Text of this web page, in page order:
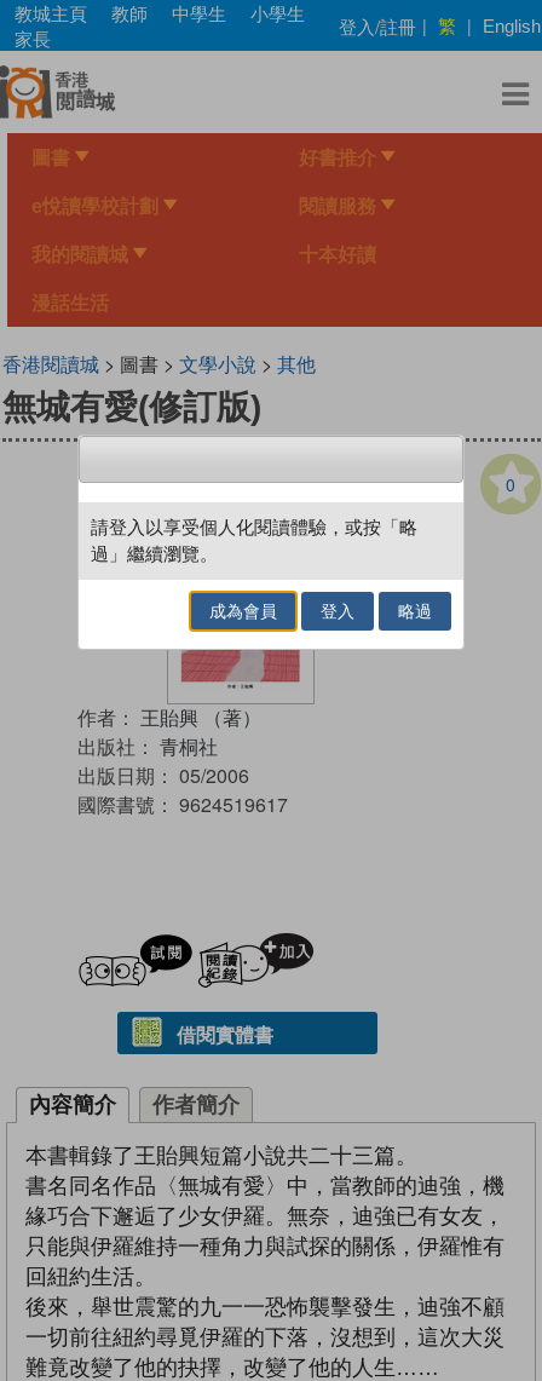
Skip
main
content
教城主頁 教師 中學生
小學生
家長
登入/註冊 | 繁 | English
圖書 好書推介
e悅讀學校計劃 閱讀服務
我的閱讀城 十本好讀
漫話生活
香港閱讀城> 圖書 > 文學小說 > 其他
無城有愛(修訂版)
0
作者： 王貽興 （著）
出版社： 青桐社
出版日期： 05/2006
國際書號： 9624519617
試閲
借閱實體書
內容簡介 作者簡介
本書輯錄了王貽興短篇小說共二十三篇。
書名同名作品〈無城有愛〉中，當教師的迪強，機
緣巧合下邂逅了少女伊羅。無奈，迪強已有女友，
只能與伊羅維持一種角力與試探的關係，伊羅惟有
回紐約生活。
後來，舉世震驚的九一一恐怖襲擊發生，迪強不顧
一切前往紐約尋覓伊羅的下落，沒想到，這次大災
難竟改變了他的抉擇，改變了他的人生……
請登入以享受個人化閱讀體驗，或按「略
過」繼續瀏覽。
成為會員 登入 略過